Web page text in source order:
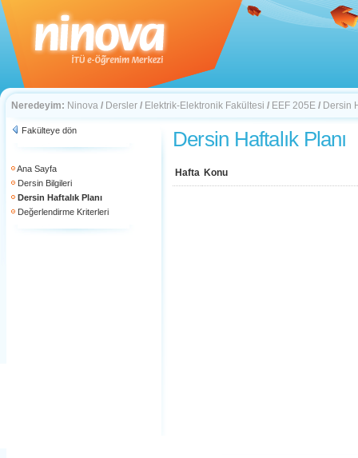
Neredeyim: Ninova / Dersler / Elektrik-Elektronik Fakültesi / EEF 205E / Dersin
Fakülteye dön
Ana Sayfa
Dersin Bilgileri
Dersin Haftalık Planı
Değerlendirme Kriterleri
Dersin Haftalık Planı
Hafta Konu